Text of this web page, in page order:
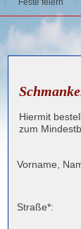
Feste feiern
Hiermit
zum
Vorname,
Straße*: